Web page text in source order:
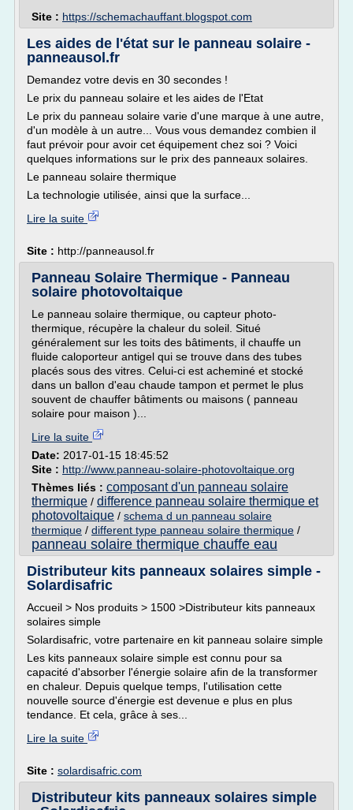
Site : https://schemachauffant.blogspot.com
Les aides de l'état sur le panneau solaire -
panneausol.fr
Demandez votre devis en 30 secondes !
Le prix du panneau solaire et les aides de l'Etat
Le prix du panneau solaire varie d'une marque à une autre,
d'un modèle à un autre... Vous vous demandez combien il
faut prévoir pour avoir cet équipement chez soi ? Voici
quelques informations sur le prix des panneaux solaires.
Le panneau solaire thermique
La technologie utilisée, ainsi que la surface...
Lire la suite
Site : http://panneausol.fr
Panneau Solaire Thermique - Panneau
solaire photovoltaique
Le panneau solaire thermique, ou capteur photo-
thermique, récupère la chaleur du soleil. Situé
généralement sur les toits des bâtiments, il chauffe un
fluide caloporteur antigel qui se trouve dans des tubes
placés sous des vitres. Celui-ci est acheminé et stocké
dans un ballon d'eau chaude tampon et permet le plus
souvent de chauffer bâtiments ou maisons ( panneau
solaire pour maison )...
Lire la suite
Date: 2017-01-15 18:45:52
Site : http://www.panneau-solaire-photovoltaique.org
Thèmes liés : composant d'un panneau solaire
thermique / difference panneau solaire thermique et
photovoltaique / schema d un panneau solaire
thermique / different type panneau solaire thermique /
panneau solaire thermique chauffe eau
Distributeur kits panneaux solaires simple -
Solardisafric
Accueil > Nos produits > 1500 >Distributeur kits panneaux
solaires simple
Solardisafric, votre partenaire en kit panneau solaire simple
Les kits panneaux solaire simple est connu pour sa
capacité d'absorber l'énergie solaire afin de la transformer
en chaleur. Depuis quelque temps, l'utilisation cette
nouvelle source d'énergie est devenue e plus en plus
tendance. Et cela, grâce à ses...
Lire la suite
Site : solardisafric.com
Distributeur kits panneaux solaires simple